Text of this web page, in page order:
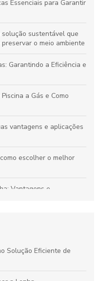
Essenciais para Garantir
sustentável que
o meio ambiente
Garantindo a Eficiência e
a Gás e Como
vantagens e aplicações
escolher o melhor
Vantagens e
e conforto em casa
para seu aquecedor a
Solução Eficiente de